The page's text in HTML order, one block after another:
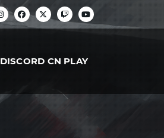
DISCORD CN PLAY